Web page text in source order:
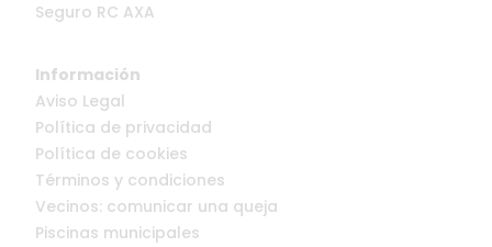
Seguro RC AXA
Información
Aviso Legal
Política de privacidad
Política de cookies
Términos y condiciones
Vecinos: comunicar una queja
Piscinas municipales